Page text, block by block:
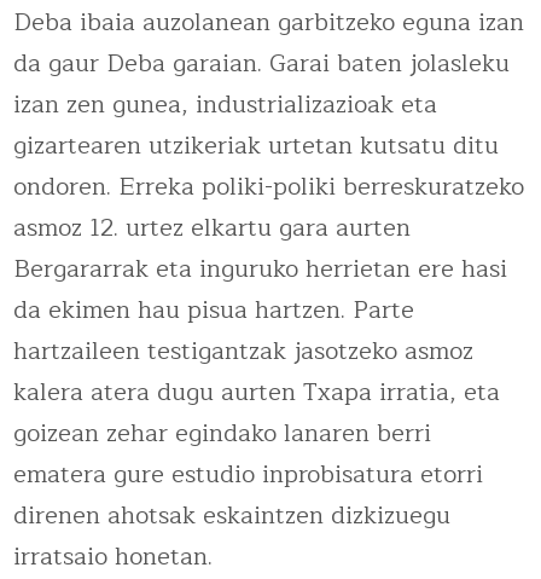
AUZOLANA
2024
Deba ibaia auzolanean garbitzeko eguna izan
da gaur Deba garaian. Garai baten jolasleku
izan zen gunea, industrializazioak eta
gizartearen utzikeriak urtetan kutsatu ditu
ondoren. Erreka poliki-poliki berreskuratzeko
asmoz 12. urtez elkartu gara aurten
Bergararrak eta inguruko herrietan ere hasi
da ekimen hau pisua hartzen. Parte
hartzaileen testigantzak jasotzeko asmoz
kalera atera dugu aurten Txapa irratia, eta
goizean zehar egindako lanaren berri
ematera gure estudio inprobisatura etorri
direnen ahotsak eskaintzen dizkizuegu
irratsaio honetan.